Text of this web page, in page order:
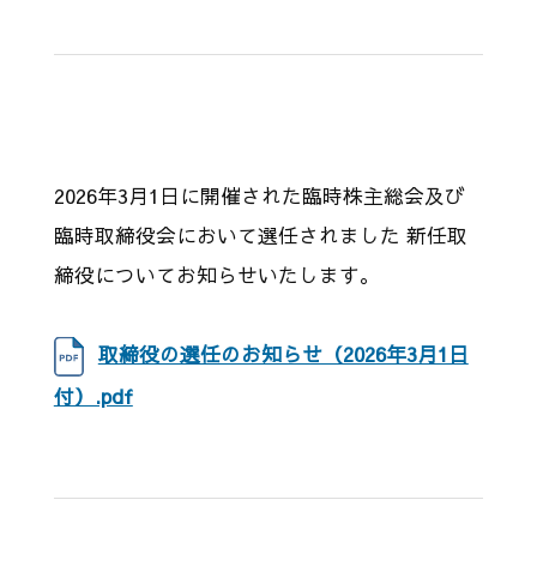
2026年3月1日に開催された臨時株主総会及び
臨時取締役会において選任されました 新任取
締役についてお知らせいたします。
取締役の選任のお知らせ（2026年3月1日
付）.pdf